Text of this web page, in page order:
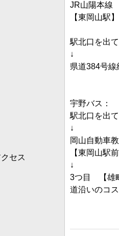
セス
JR山陽本線
【東岡山駅
駅北口を出
↓
県道384号線
宇野バス：
駅北口を出
↓
岡山自動車
【東岡山駅
↓
3つ目　【雄
道沿いのコ